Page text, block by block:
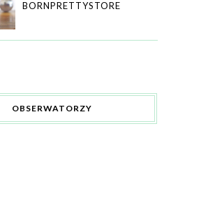
BORNPRETTYSTORE
OBSERWATORZY